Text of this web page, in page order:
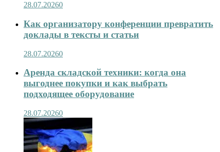
28.07.20260
Как организатору конференции превратить
доклады в тексты и статьи
28.07.20260
Аренда складской техники: когда она
выгоднее покупки и как выбрать
подходящее оборудование
28.07.20260